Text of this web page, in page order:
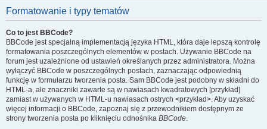
Formatowanie i typy tematów
Co to jest BBCode?
BBCode jest specjalną implementacją języka HTML, która daje lepszą kontrolę
formatowania poszczególnych elementów w postach. Używanie BBCode na
forum jest uzależnione od ustawień określanych przez administratora. Można
wyłączyć BBCode w poszczególnych postach, zaznaczając odpowiednią
funkcję w formularzu tworzenia posta. Sam BBCode jest podobny w składni do
HTML-a, ale znaczniki zawarte są w nawiasach kwadratowych [przykład]
zamiast w używanych w HTML-u nawiasach ostrych <przykład>. Aby uzyskać
więcej informacji o BBCode, zapoznaj się z przewodnikiem dostępnym ze
strony tworzenia posta po kliknięciu odnośnika BBCode.